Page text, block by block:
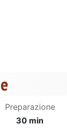
Preparazione
30 min